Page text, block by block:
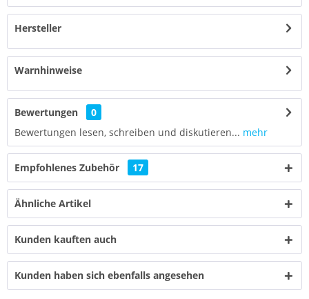
Hersteller
Warnhinweise
Bewertungen
0
Bewertungen lesen, schreiben und diskutieren... mehr
Empfohlenes Zubehör 17
Ähnliche Artikel
Kunden kauften auch
Kunden haben sich ebenfalls angesehen